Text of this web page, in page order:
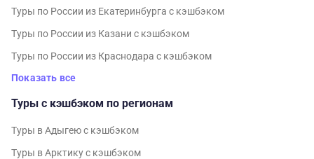
Туры по России из Екатеринбурга с кэшбэком
Туры по России из Казани с кэшбэком
Туры по России из Краснодара с кэшбэком
Показать все
Туры с кэшбэком по регионам
Туры в Адыгею с кэшбэком
Туры в Арктику с кэшбэком